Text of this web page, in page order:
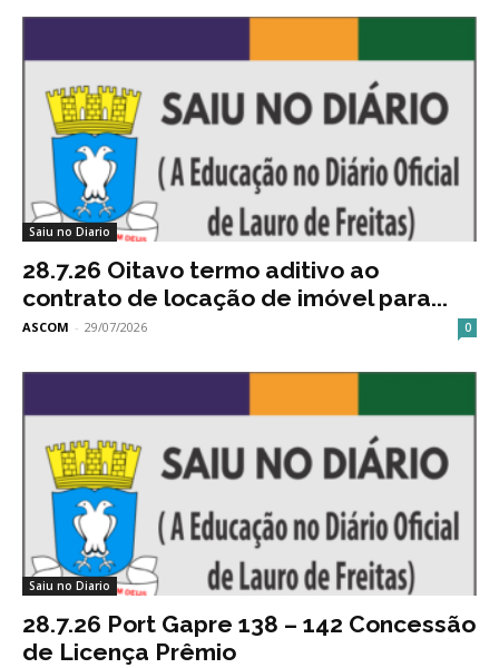
Saiu no Diario
28.7.26 Oitavo termo aditivo ao
contrato de locação de imóvel para...
ASCOM - 29/07/2026 0
Saiu no Diario
28.7.26 Port Gapre 138 – 142 Concessão
de Licença Prêmio